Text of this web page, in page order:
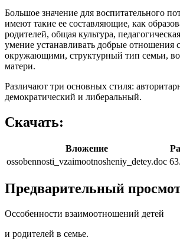
Большое значение для воспитательного
имеют такие ее составляющие, как
родителей, общая культура,
умение устанавливать добрые отношения
окружающими, структурный тип семьи,
матери.
Различают три основных стиля:
демократический и либеральный.
Скачать:
Вложение
ossobennosti_vzaimootnosheniy_detey.doc
Предварительный
Оссобенности взаимоотношений детей
и родителей в семье.